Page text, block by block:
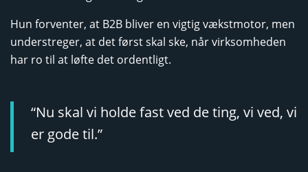
Hun forventer, at B2B bliver en vigtig vækstmotor, men
understreger, at det først skal ske, når virksomheden
har ro til at løfte det ordentligt.
“Nu skal vi holde fast ved de ting, vi ved, vi
er gode til.”